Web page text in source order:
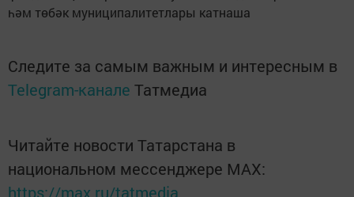
һәм төбәк муниципалитетлары катнаша
Следите за самым важным и интересным в
Telegram-канале Татмедиа
Читайте новости Татарстана в
национальном мессенджере MАХ:
https://max.ru/tatmedia